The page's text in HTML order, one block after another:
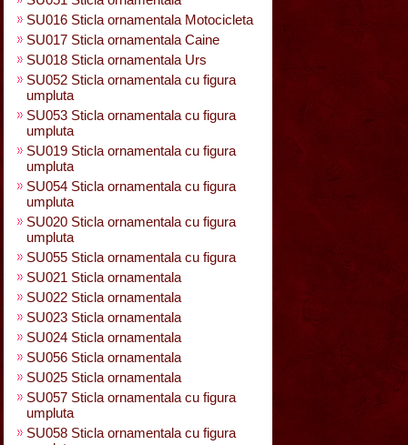
SU016 Sticla ornamentala Motocicleta
SU017 Sticla ornamentala Caine
SU018 Sticla ornamentala Urs
SU052 Sticla ornamentala cu figura
umpluta
SU053 Sticla ornamentala cu figura
umpluta
SU019 Sticla ornamentala cu figura
umpluta
SU054 Sticla ornamentala cu figura
umpluta
SU020 Sticla ornamentala cu figura
umpluta
SU055 Sticla ornamentala cu figura
SU021 Sticla ornamentala
SU022 Sticla ornamentala
SU023 Sticla ornamentala
SU024 Sticla ornamentala
SU056 Sticla ornamentala
SU025 Sticla ornamentala
SU057 Sticla ornamentala cu figura
umpluta
SU058 Sticla ornamentala cu figura